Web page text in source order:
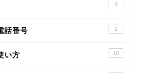
3
話番号 2
い方 10